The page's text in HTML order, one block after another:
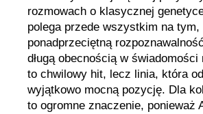
rozmowach o klasycznej
polega przede wszystkim na tym,
ponadprzeciętną
długą obecnością w
to chwilowy hit, lecz linia, która
wyjątkowo mocną pozycję. Dla
to ogromne znaczenie, ponieważ